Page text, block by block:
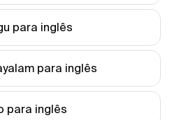
para inglês
para inglês
para inglês